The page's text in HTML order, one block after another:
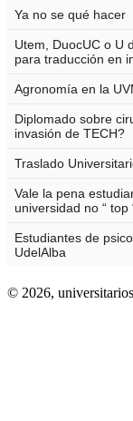
© 2026, universitarios